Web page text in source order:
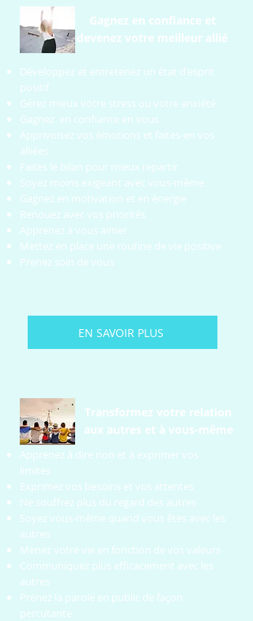
Gagnez en confiance et
devenez votre meilleur allié
Développez et entretenez un état d'esprit
positif
Gérez mieux votre stress ou votre anxiété
Gagnez en confiance en vous
Apprivoisez vos émotions et faites-en vos
alliées
Faites le bilan pour mieux repartir
Soyez moins exigeant avec vous-même
Gagnez en motivation et en énergie
Renouez avec vos priorités
Apprenez à vous aimer
Mettez en place une routine de vie positive
Prenez soin de vous
EN SAVOIR PLUS
Transformez votre relation
aux autres et à vous-même
Apprenez à dire non et à exprimer vos
limites
Exprimez vos besoins et vos attentes
Ne souffrez plus du regard des autres
Soyez vous-même quand vous êtes avec les
autres
Menez votre vie en fonction de vos valeurs
Communiquez plus efficacement avec les
autres​
Prenez la parole en public de façon
percutante